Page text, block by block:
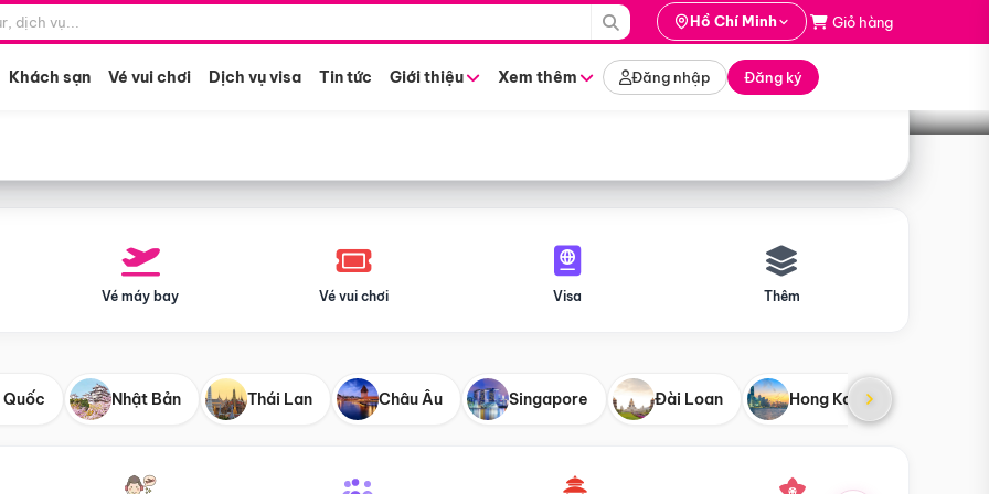
Hồ Chí Minh Giỏ hàng
Khách sạn Vé vui chơi Dịch vụ visa Tin tức Giới thiệu Xem thêm Đăng nhập Đăng ký
Tìm tour
Vé máy bay Vé vui chơi Visa Thêm
Quốc Nhật Bản Thái Lan Châu Âu Singapore Đài Loan Hong Kong